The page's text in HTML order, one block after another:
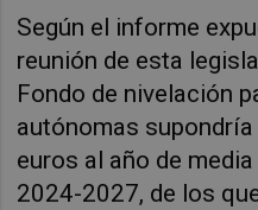
Según el informe
reunión de esta
Fondo de nivelación
autónomas
euros al año de
2024-2027, de los